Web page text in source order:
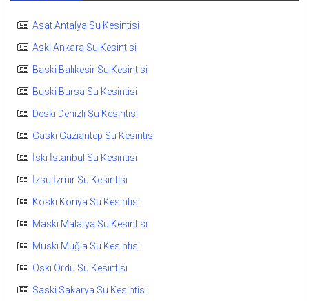
Asat Antalya Su Kesintisi
Aski Ankara Su Kesintisi
Baski Balıkesir Su Kesintisi
Buski Bursa Su Kesintisi
Deski Denizli Su Kesintisi
Gaski Gaziantep Su Kesintisi
İski İstanbul Su Kesintisi
İzsu İzmir Su Kesintisi
Koski Konya Su Kesintisi
Maski Malatya Su Kesintisi
Muski Muğla Su Kesintisi
Oski Ordu Su Kesintisi
Saski Sakarya Su Kesintisi